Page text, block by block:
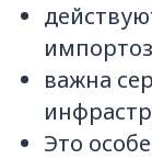
важна
Это